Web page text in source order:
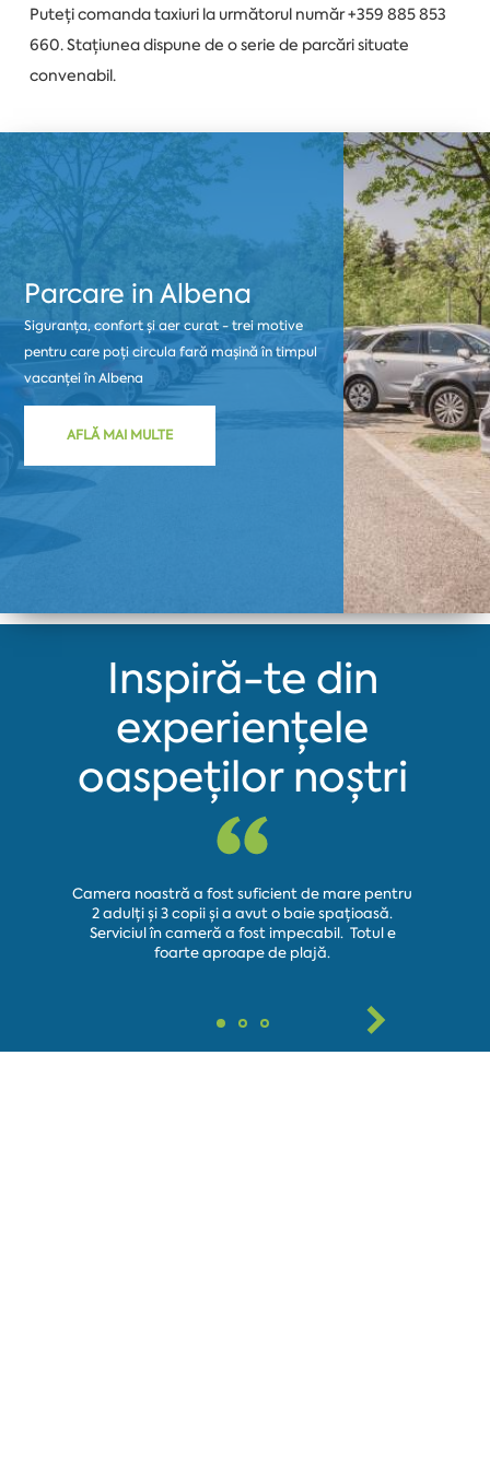
Puteți comanda taxiuri la următorul număr +359 885 853
660. Stațiunea dispune de o serie de parcări situate
convenabil.
Parcare in Albena
Siguranța, confort și aer curat - trei motive
pentru care poți circula fară mașină în timpul
vacanței în Albena
AFLĂ MAI MULTE
Inspiră-te din
experiențele
oaspeților noștri
Camera noastră a fost suficient de mare pentru
2 adulți și 3 copii și a avut o baie spațioasă.
Serviciul în cameră a fost impecabil. Totul e
foarte aproape de plajă.